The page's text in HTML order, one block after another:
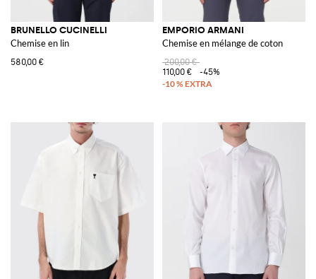
BRUNELLO CUCINELLI
Chemise en lin
580,00 €
EMPORIO ARMANI
Chemise en mélange de coton
200,00 €
110,00 €
-45%